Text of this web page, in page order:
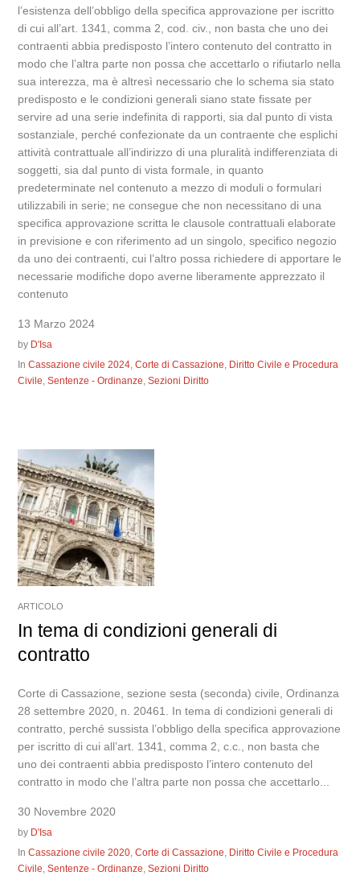
l’esistenza dell’obbligo della specifica approvazione per iscritto
di cui all’art. 1341, comma 2, cod. civ., non basta che uno dei
contraenti abbia predisposto l’intero contenuto del contratto in
modo che l’altra parte non possa che accettarlo o rifiutarlo nella
sua interezza, ma è altresì necessario che lo schema sia stato
predisposto e le condizioni generali siano state fissate per
servire ad una serie indefinita di rapporti, sia dal punto di vista
sostanziale, perché confezionate da un contraente che esplichi
attività contrattuale all’indirizzo di una pluralità indifferenziata di
soggetti, sia dal punto di vista formale, in quanto
predeterminate nel contenuto a mezzo di moduli o formulari
utilizzabili in serie; ne consegue che non necessitano di una
specifica approvazione scritta le clausole contrattuali elaborate
in previsione e con riferimento ad un singolo, specifico negozio
da uno dei contraenti, cui l’altro possa richiedere di apportare le
necessarie modifiche dopo averne liberamente apprezzato il
contenuto
13 Marzo 2024
by D'Isa
InCassazione civile 2024,Corte di Cassazione, Diritto Civile e Procedura
Civile,Sentenze - Ordinanze,Sezioni Diritto
ARTICOLO
In tema di condizioni generali di
contratto
Corte di Cassazione, sezione sesta (seconda) civile, Ordinanza
28 settembre 2020, n. 20461. In tema di condizioni generali di
contratto, perché sussista l’obbligo della specifica approvazione
per iscritto di cui all’art. 1341, comma 2, c.c., non basta che
uno dei contraenti abbia predisposto l’intero contenuto del
contratto in modo che l’altra parte non possa che accettarlo...
30 Novembre 2020
by D'Isa
InCassazione civile 2020,Corte di Cassazione, Diritto Civile e Procedura
Civile,Sentenze - Ordinanze,Sezioni Diritto